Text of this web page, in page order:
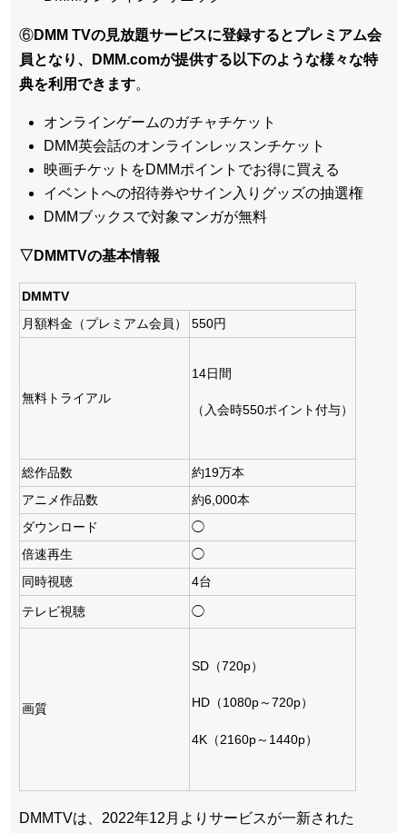
⑥DMM TVの見放題サービスに登録するとプレミアム会
員となり、DMM.comが提供する以下のような様々な特
典を利用できます。
オンラインゲームのガチャチケット
DMM英会話のオンラインレッスンチケット
映画チケットをDMMポイントでお得に買える
イベントへの招待券やサイン入りグッズの抽選権
DMMブックスで対象マンガが無料
▽DMMTVの基本情報
DMMTV
月額料金（プレミアム会員）
550円
無料トライアル
14日間
（入会時550ポイント付与）
総作品数
約19万本
アニメ作品数
約6,000本
ダウンロード
◯
倍速再生
◯
同時視聴
4台
テレビ視聴 ◯
画質
SD（720p）
HD（1080p～720p）
4K（2160p～1440p）
DMMTVは、2022年12月よりサービスが一新された